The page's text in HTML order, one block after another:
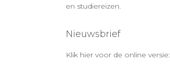
en studiereizen.
Nieuwsbrief
Klik hier voor de online versie: